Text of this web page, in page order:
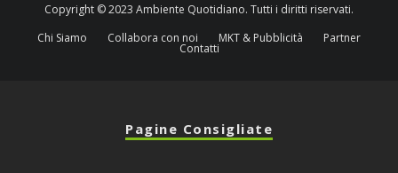
Copyright © 2023 Ambiente Quotidiano. Tutti i diritti riservati.
Chi Siamo
Collabora con noi MKT & Pubblicità Partner
Contatti
Pagine Consigliate